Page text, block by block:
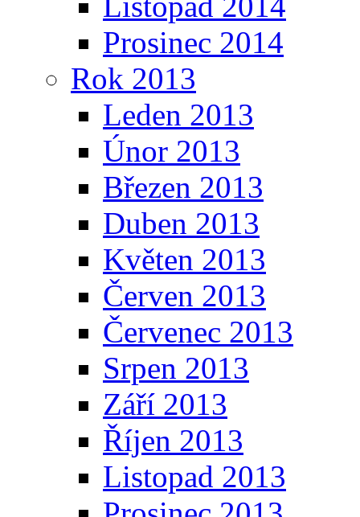
Prosinec 2014
Rok 2013
Leden 2013
Únor 2013
Březen 2013
Duben 2013
Květen 2013
Červen 2013
Červenec 2013
Srpen 2013
Září 2013
Říjen 2013
Listopad 2013